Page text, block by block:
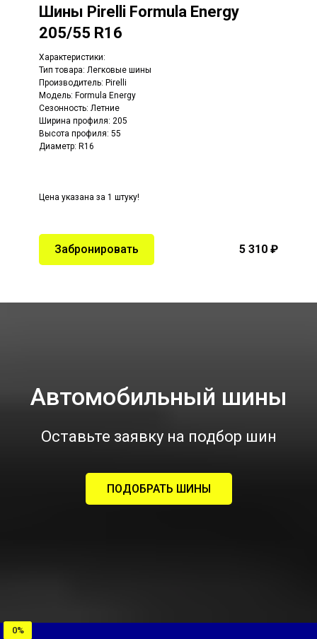
Шины Pirelli Formula Energy
205/55 R16
Характеристики:
Тип товара: Легковые шины
Производитель: Pirelli
Модель: Formula Energy
Сезонность: Летние
Ширина профиля: 205
Высота профиля: 55
Диаметр: R16
Цена указана за 1 штуку!
Забронировать 5 310 ₽
Автомобильный шины
Оставьте заявку на подбор шин
ПОДОБРАТЬ ШИНЫ